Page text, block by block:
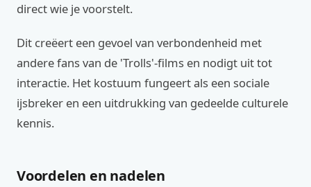
direct wie je voorstelt.
Dit creëert een gevoel van verbondenheid met
andere fans van de 'Trolls'-films en nodigt uit tot
interactie. Het kostuum fungeert als een sociale
ijsbreker en een uitdrukking van gedeelde culturele
kennis.
Voordelen en nadelen